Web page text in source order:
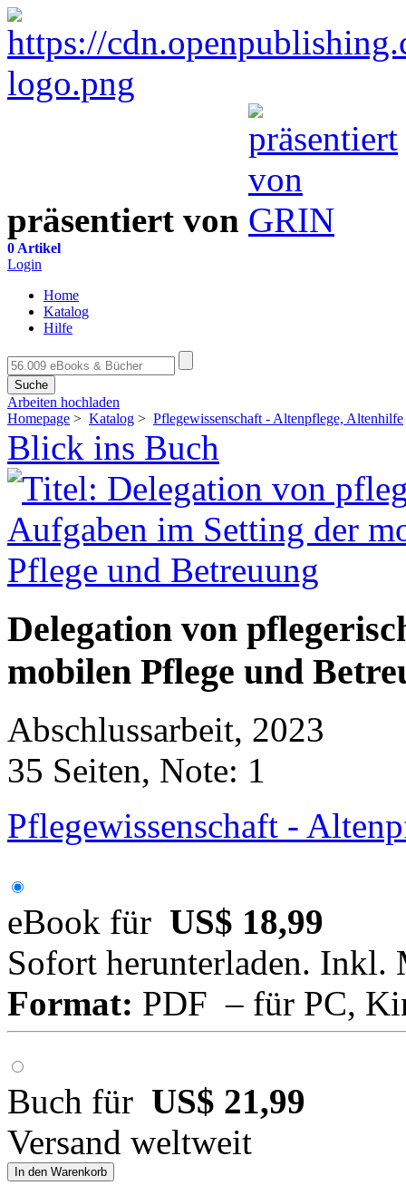
präsentiert von
0 Artikel
Login
Home
Katalog
Hilfe
Suche
Arbeiten hochladen
Homepage > Katalog > Pflegewissenschaft - Altenpflege, Altenhilfe
Blick ins Buch
Delegation von
mobilen Pflege und
Abschlussarbeit, 2023
35 Seiten, Note: 1
Pflegewissenschaft -
eBook für US$ 18,99
Sofort herunterladen. Inkl.
Format: PDF – für PC,
Buch für US$ 21,99
Versand weltweit
In den Warenkorb